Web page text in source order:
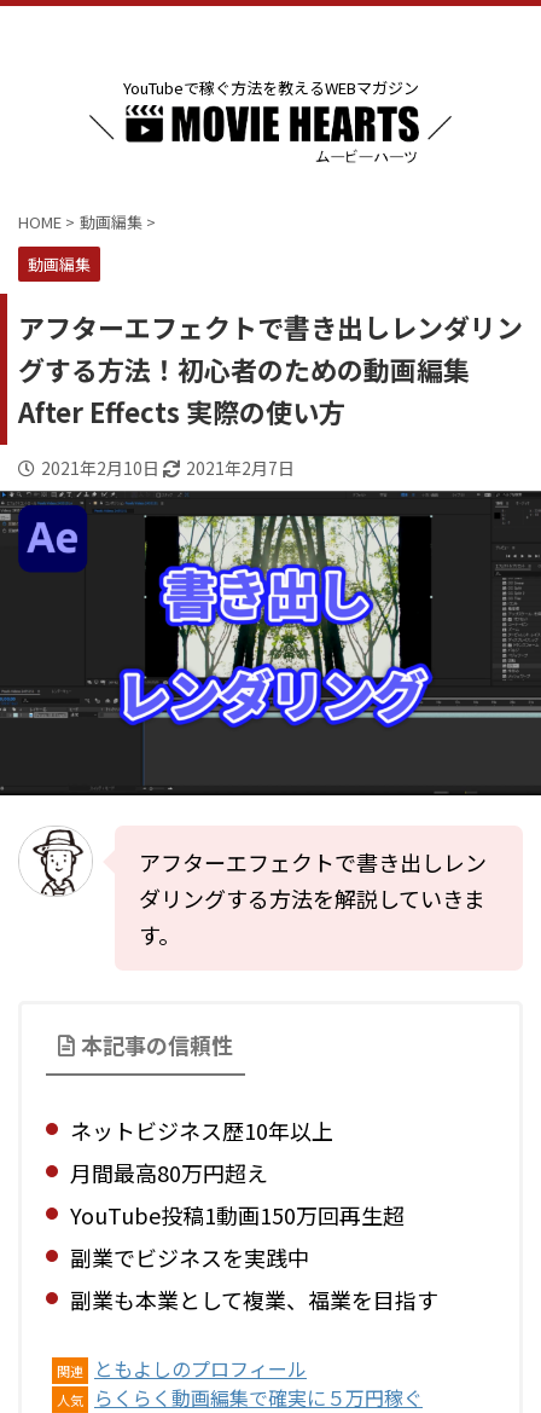
YouTubeで稼ぐ方法を教えるWEBマガジン
HOME > 動画編集 >
動画編集
アフターエフェクトで書き出しレンダリン
グする方法！初心者のための動画編集
After Effects 実際の使い方
2021年2月10日 2021年2月7日
アフターエフェクトで書き出しレン
ダリングする方法を解説していきま
す。
本記事の信頼性
ネットビジネス歴10年以上
月間最高80万円超え
YouTube投稿1動画150万回再生超
副業でビジネスを実践中
副業も本業として複業、福業を目指す
関連 ともよしのプロフィール
人気 らくらく動画編集で確実に５万円稼ぐ